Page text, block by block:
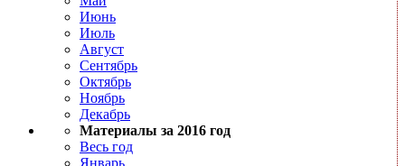
Июнь
Июль
Август
Сентябрь
Октябрь
Ноябрь
Декабрь
Материалы за 2016 год
Весь год
Январь